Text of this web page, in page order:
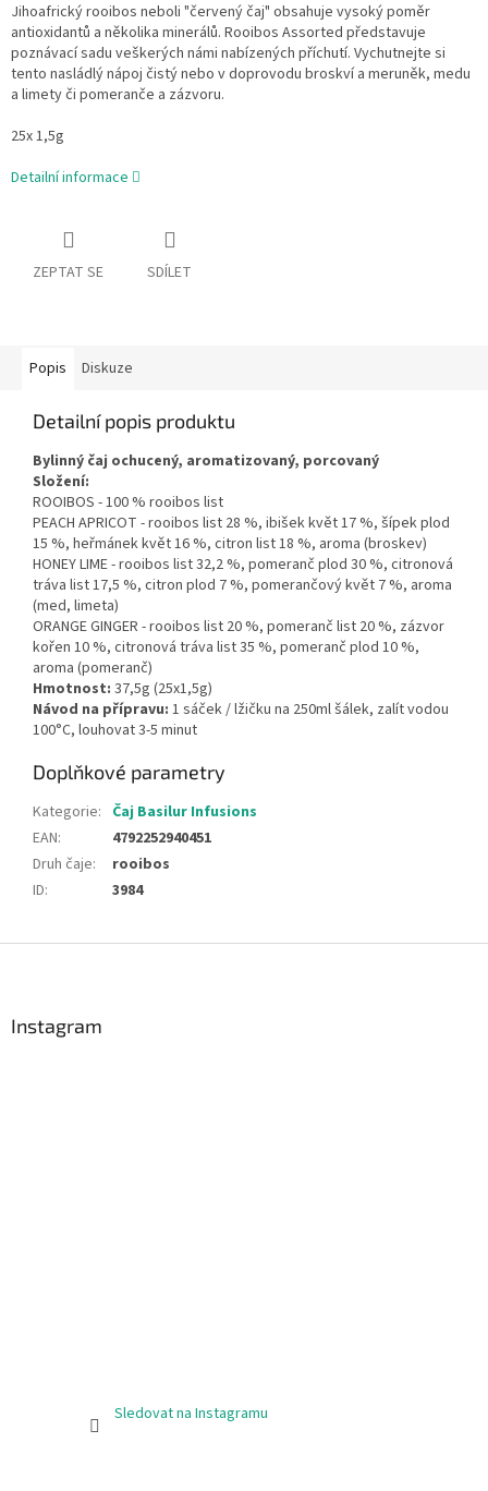
Jihoafrický rooibos neboli "červený čaj" obsahuje vysoký poměr
antioxidantů a několika minerálů. Rooibos Assorted představuje
poznávací sadu veškerých námi nabízených příchutí. Vychutnejte si
tento nasládlý nápoj čistý nebo v doprovodu broskví a meruněk, medu
a limety či pomeranče a zázvoru.
25x 1,5g
Detailní informace
ZEPTAT SE SDÍLET
Popis Diskuze
Detailní popis produktu
Bylinný čaj ochucený, aromatizovaný, porcovaný
Složení:
ROOIBOS - 100 % rooibos list
PEACH APRICOT - rooibos list 28 %, ibišek květ 17 %, šípek plod
15 %, heřmánek květ 16 %, citron list 18 %, aroma (broskev)
HONEY LIME - rooibos list 32,2 %, pomeranč plod 30 %, citronová
tráva list 17,5 %, citron plod 7 %, pomerančový květ 7 %, aroma
(med, limeta)
ORANGE GINGER - rooibos list 20 %, pomeranč list 20 %, zázvor
kořen 10 %, citronová tráva list 35 %, pomeranč plod 10 %,
aroma (pomeranč)
Hmotnost: 37,5g (25x1,5g)
Návod na přípravu: 1 sáček / lžičku na 250ml šálek, zalít vodou
100°C, louhovat 3-5 minut
Doplňkové parametry
Kategorie: Čaj Basilur Infusions
EAN:
4792252940451
Druh čaje:
rooibos
ID: 3984
Instagram
Sledovat na Instagramu